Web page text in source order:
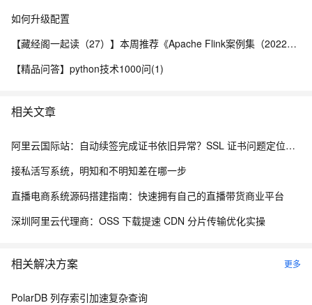
如何升级配置
【藏经阁一起读（27）】本周推荐《Apache Flink案例集（2022版）》，你有哪些心得？
【精品问答】python技术1000问(1)
相关文章
阿里云国际站：自动续签完成证书依旧异常？SSL 证书问题定位与处理
接私活写系统，明知和不明知差在哪一步
直播电商系统源码搭建指南：快速拥有自己的直播带货商业平台
深圳阿里云代理商：OSS 下载提速 CDN 分片传输优化实操
相关解决方案 更多
PolarDB 列存索引加速复杂查询